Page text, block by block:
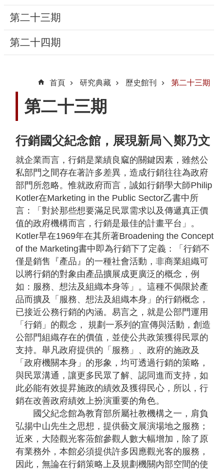
訊
公
開
及
資
訊
安
全
政
策
著
作
權
聲
明
雙
語
詞
對
照
表
網
站
料
開
放
宣
第二十三期
第二十四期
首頁 研究典藏 歷史館刊 第二十三期
第二十三期
行銷國父紀念館，展現新局＼鄭乃文
就企業而言，行銷是業績良窳的關鍵因素，雖然公
私部門之間存在著許多差異，造成行銷往往為政府
部門所忽略。惟就政府而言，誠如行銷學大師Philip
Kotler在Marketing in the Public Sector乙書中所
言：「對於那些想要滿足民眾需求以及傳遞真正價
值的政府機構而言，行銷是最佳的計畫平台」。
Kotler早在1969年在其所著Broadening the Concept
of the Marketing書中即為行銷下了定義：「行銷不
僅是銷售『產品』的一種社會活動，非商業組織可
以將行銷的對象由產品擴展成更廣泛的概念，例
如：服務、想法及組織本身等」。這種不侷限於產
品而擴及「服務、想法及組織本身」的行銷概念，
已接近公務行銷的內涵。易言之，就是公部門運用
「行銷」的觀念， 規劃一系列的宣傳與活動，創造
公部門組織存在的價值，並使公共政策獲得民眾的
支持。舉凡政府提供的「服務」、政府的施政及
「政府機關本身」的形象，均可透過行銷的策略，
與民眾溝通，讓更多民眾了解、認同進而支持，如
此必能有效提昇施政的績效及獲得民心，所以，行
銷在改善政府績效上扮演重要的角色。
國父紀念館為教育部所屬社教機構之一，肩負
弘揚中山先生之思想，提供藝文展演場地之服務；
近來，大陸觀光客蒞館參觀人數大幅增加，除了原
有業務外，本館必須提供許多因應觀光客的服務，
因此，無論在行銷策略上及規劃機關內部空間的使